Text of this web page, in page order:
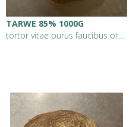
TARWE 85% 1000G
tortor vitae purus faucibus ornare suspendisse sed nisi lacus sed viverra tellus in hac ha